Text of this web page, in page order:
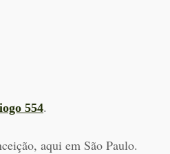
554.
aqui em São Paulo.